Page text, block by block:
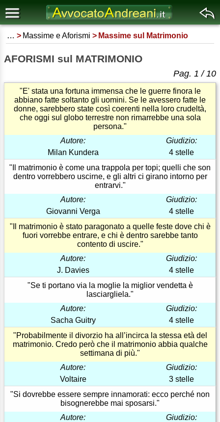
… Massime e Aforismi Massime sul Matrimonio
AFORISMI sul MATRIMONIO
Pag. 1 / 10
"E' stata una fortuna immensa che le guerre finora le
abbiano fatte soltanto gli uomini. Se le avessero fatte le
donne, sarebbero state così coerenti nella loro crudeltà,
che oggi sul globo terrestre non rimarrebbe una sola
persona."
Autore:
Giudizio:
Milan Kundera
4 stelle
"Il matrimonio è come una trappola per topi; quelli che son
dentro vorrebbero uscirne, e gli altri ci girano intorno per
entrarvi."
Autore:
Giudizio:
Giovanni Verga
4 stelle
"Il matrimonio è stato paragonato a quelle feste dove chi è
fuori vorrebbe entrare, e chi è dentro sarebbe tanto
contento di uscire."
Autore:
Giudizio:
J. Davies
4 stelle
"Se ti portano via la moglie la miglior vendetta è
lasciargliela."
Autore:
Giudizio:
Sacha Guitry
4 stelle
"Probabilmente il divorzio ha all’incirca la stessa età del
matrimonio. Credo però che il matrimonio abbia qualche
settimana di più."
Autore:
Giudizio:
Voltaire
3 stelle
"Si dovrebbe essere sempre innamorati: ecco perché non
bisognerebbe mai sposarsi."
Autore:
Giudizio: